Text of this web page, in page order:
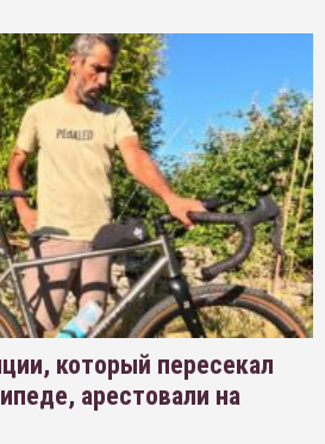
который пересекал
арестовали на